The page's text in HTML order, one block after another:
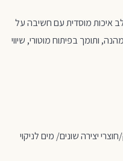
איכות מוסדית עם חשיבה על
ותומך בפיתוח מוטורי, שיווי
יצירה שונים/ מים לניקוי